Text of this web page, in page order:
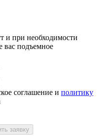
и при необходимости
вас подъемное
соглашение и политику
заявку